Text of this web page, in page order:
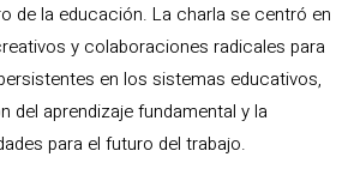
de la educación. La charla se centró en
y colaboraciones radicales para
en los sistemas educativos,
del aprendizaje fundamental y la
para el futuro del trabajo.